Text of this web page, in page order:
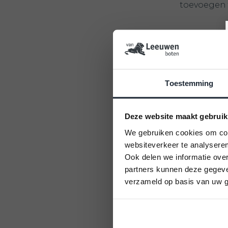
Toestemming
Deze website maakt
We gebruiken cookies om
websiteverkeer te
Ook delen we informatie
partners kunnen deze
verzameld op basis van uw
toevoegen
Wanneer
bestaan